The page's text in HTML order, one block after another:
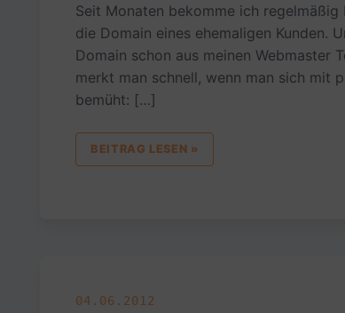
Seit Monaten bekomme ich
die Domain eines ehemaligen Kunden.
Domain schon aus meinen Webmaster
merkt man schnell, wenn man sich mit
bemüht: […]
BEITRAG LESEN »
04.06.2012